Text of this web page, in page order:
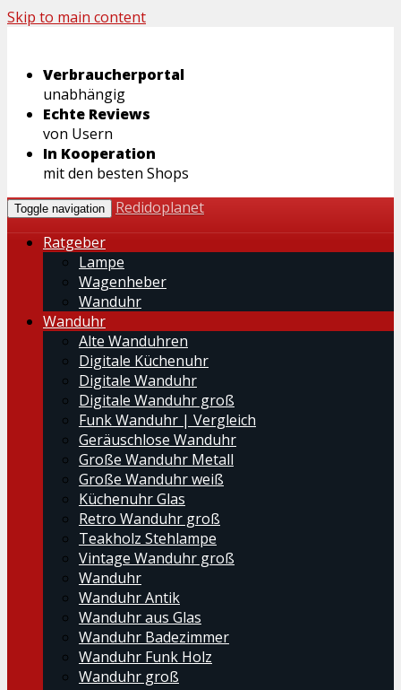
Skip to main content
Verbraucherportal
unabhängig
Echte Reviews
von Usern
In Kooperation
mit den besten Shops
Toggle navigation
Redidoplanet
Ratgeber
Lampe
Wagenheber
Wanduhr
Wanduhr
Alte Wanduhren
Digitale Küchenuhr
Digitale Wanduhr
Digitale Wanduhr groß
Funk Wanduhr | Vergleich
Geräuschlose Wanduhr
Große Wanduhr Metall
Große Wanduhr weiß
Küchenuhr Glas
Retro Wanduhr groß
Teakholz Stehlampe
Vintage Wanduhr groß
Wanduhr
Wanduhr Antik
Wanduhr aus Glas
Wanduhr Badezimmer
Wanduhr Funk Holz
Wanduhr groß